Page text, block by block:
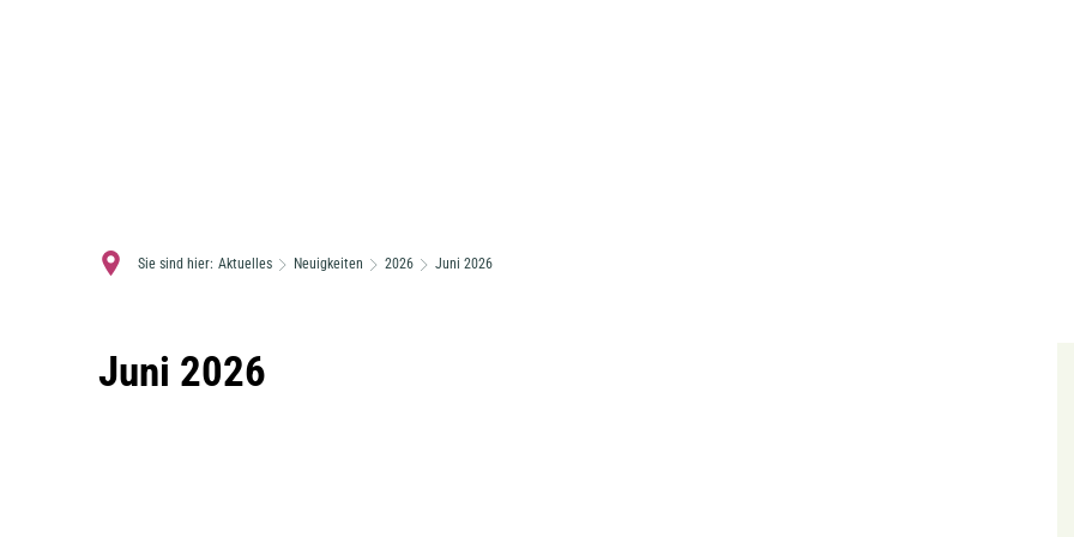
Sie sind hier: Aktuelles Neuigkeiten 2026 Juni 2026
Juni 2026